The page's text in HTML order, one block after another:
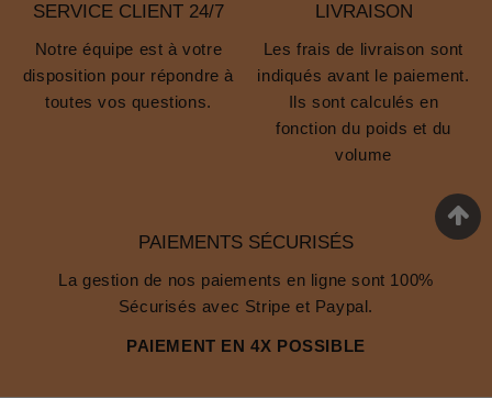
SERVICE CLIENT 24/7
Notre équipe est à votre
disposition pour répondre à
toutes vos questions.
LIVRAISON
Les frais de livraison sont
indiqués avant le paiement.
Ils sont calculés en
fonction du poids et du
volume
PAIEMENTS SÉCURISÉS
La gestion de nos paiements en ligne sont 100%
Sécurisés avec Stripe et Paypal.
PAIEMENT EN 4X POSSIBLE